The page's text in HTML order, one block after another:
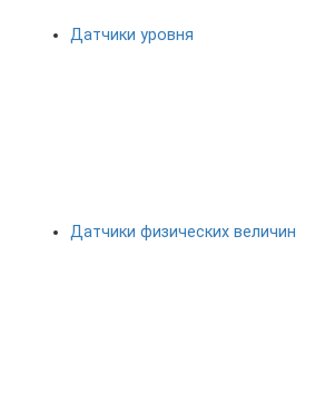
Датчики уровня
Датчики физических величин